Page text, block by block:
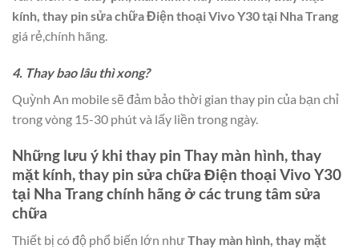
kính, thay pin sửa chữa Điện thoại Vivo Y30 tại Nha Trang
giá rẻ,chính hãng.
4. Thay bao lâu thì xong?
Quỳnh An mobile sẽ đảm bảo thời gian thay pin của bạn chỉ
trong vòng 15-30 phút và lấy liền trong ngày.
Những lưu ý khi thay pin Thay màn hình, thay
mặt kính, thay pin sửa chữa Điện thoại Vivo Y30
tại Nha Trangchính hãng ở các trung tâm sửa
chữa
Thiết bị có độ phổ biến lớn nhưThay màn hình, thay mặt